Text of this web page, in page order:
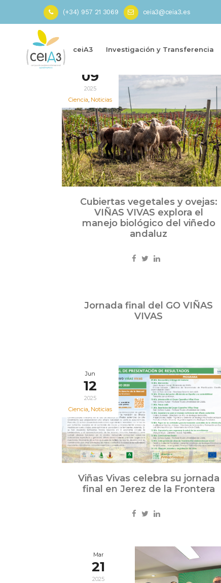
(+34) 957 21 3069 ceia3@ceia3.es
ceiA3 Investigación y Transferencia
Inicio»VIÑAS VIVAS
09
2025
Ciencia, Noticias
Cubiertas vegetales y ovejas:
VIÑAS VIVAS explora el
manejo biológico del viñedo
andaluz
Jornada final del GO VIÑAS
VIVAS
Jun
12
2025
Ciencia, Noticias
Viñas Vivas celebra su jornada
final en Jerez de la Frontera
Mar
21
2025